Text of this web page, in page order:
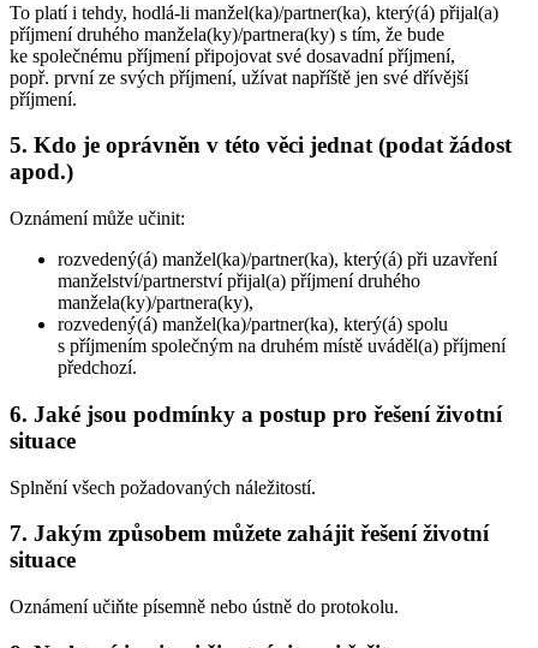
To platí i tehdy, hodlá-li manžel(ka)/partner(ka), který(á) přijal(a)
příjmení druhého manžela(ky)/partnera(ky) s tím, že bude
ke společnému příjmení připojovat své dosavadní příjmení,
popř. první ze svých příjmení, užívat napříště jen své dřívější
příjmení.
5. Kdo je oprávněn v této věci jednat (podat žádost
apod.)
Oznámení může učinit:
rozvedený(á) manžel(ka)/partner(ka), který(á) při uzavření
manželství/partnerství přijal(a) příjmení druhého
manžela(ky)/partnera(ky),
rozvedený(á) manžel(ka)/partner(ka), který(á) spolu
s příjmením společným na druhém místě uváděl(a) příjmení
předchozí.
6. Jaké jsou podmínky a postup pro řešení životní
situace
Splnění všech požadovaných náležitostí.
7. Jakým způsobem můžete zahájit řešení životní
situace
Oznámení učiňte písemně nebo ústně do protokolu.